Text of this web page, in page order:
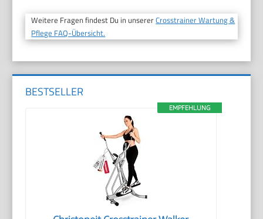
Weitere Fragen findest Du in unsererCrosstrainer Wartung &
Pflege FAQ-Übersicht.
BESTSELLER
EMPFEHLUNG